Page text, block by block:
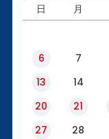
日 月
6
7
13
14
20
21
27
28